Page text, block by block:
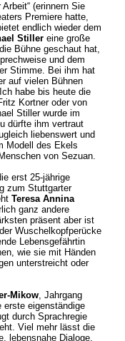
(erinnern Sie
Premiere hatte,
endlich wieder dem
Stillereine große
Bühne geschaut hat,
und dem
Stimme. Bei ihm hat
auf vielen Bühnen
habe bis heute die
Kortner oder von
Stiller wurde im
dürfte ihm vertraut
liebenswert und
Modell des Ekels
von Sezuan.
erst 25-jährige
zum Stuttgarter
Teresa Annina
ganz andere
präsent aber ist
Wuschelkopfperücke
Lebensgefährtin
wie sie mit Händen
unterstreicht oder
Mikow, Jahrgang
erste eigenständige
durch Sprachregie
Viel mehr lässt die
lebensnahe Dialoge,